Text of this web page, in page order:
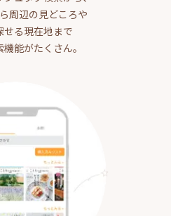
周辺の見どころや
せる現在地まで
能がたくさん。